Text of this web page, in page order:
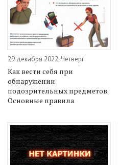
29 декабря 2022, Четверг
Как вести себя при
обнаружении
подозрительных предметов.
Основные правила